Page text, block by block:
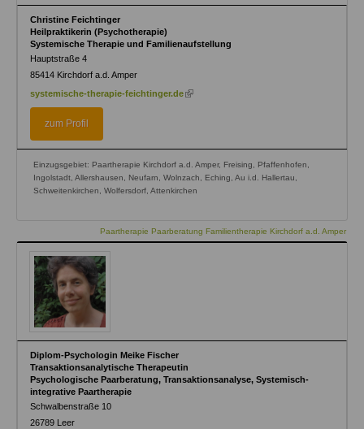
Christine Feichtinger
Heilpraktikerin (Psychotherapie)
Systemische Therapie und Familienaufstellung
Hauptstraße 4
85414 Kirchdorf a.d. Amper
systemische-therapie-feichtinger.de (link
zum Profil
Einzugsgebiet: Paartherapie Kirchdorf a.d. Amper, Freising, Pfaffenhofen,
Ingolstadt, Allershausen, Neufarn, Wolnzach, Eching, Au i.d. Hallertau,
Schweitenkirchen, Wolfersdorf, Attenkirchen
Paartherapie Paarberatung Familientherapie Kirchdorf a.d. Amper
Diplom-Psychologin Meike Fischer
Transaktionsanalytische Therapeutin
Psychologische Paarberatung, Transaktionsanalyse, Systemisch-
integrative Paartherapie
Schwalbenstraße 10
26789
Leer